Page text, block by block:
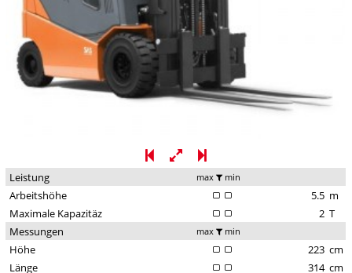
Leistung max min
Arbeitshöhe 5.5 m
Maximale Kapazitäz
2 T
Messungen
max min
Höhe 223 cm
Länge
314 cm